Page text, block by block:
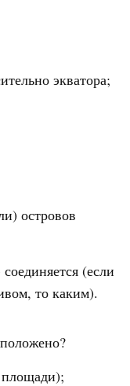
экватора;
островов
(если
то каким).